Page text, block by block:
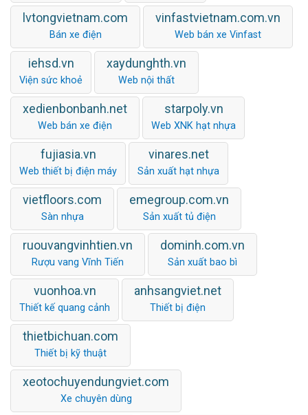
lvtongvietnam.com
Bán xe điện
vinfastvietnam.com.vn
Web bán xe Vinfast
iehsd.vn
Viện sức khoẻ
xaydunghth.vn
Web nội thất
xedienbonbanh.net
Web bán xe điện
starpoly.vn
Web XNK hạt nhựa
fujiasia.vn
Web thiết bị điện máy
vinares.net
Sản xuất hạt nhựa
vietfloors.com
Sàn nhựa
emegroup.com.vn
Sản xuất tủ điện
ruouvangvinhtien.vn
Rượu vang Vĩnh Tiến
dominh.com.vn
Sản xuất bao bì
vuonhoa.vn
Thiết kế quang cảnh
anhsangviet.net
Thiết bị điện
thietbichuan.com
Thiết bị kỹ thuật
xeotochuyendungviet.com
Xe chuyên dùng